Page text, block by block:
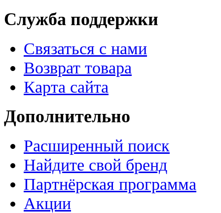
Служба поддержки
Связаться с нами
Возврат товара
Карта сайта
Дополнительно
Расширенный поиск
Найдите свой бренд
Партнёрская программа
Акции